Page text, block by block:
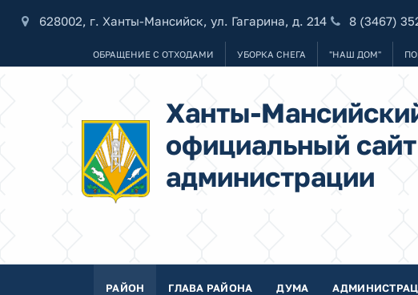
628002, г. Ханты-Мансийск, ул. Гагарина, д. 214 8 (3467)
ОБРАЩЕНИЕ С ОТХОДАМИ УБОРКА СНЕГА "НАШ ДОМ"
Ханты-
официальный сайт
администрации
РАЙОН ГЛАВА РАЙОНА ДУМА